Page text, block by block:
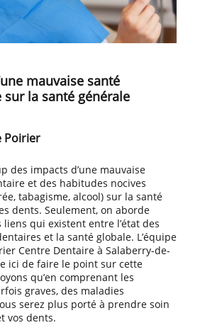
mauvaise santé
la santé générale
Poirier
des impacts d’une mauvaise
et des habitudes nocives
tabagisme, alcool) sur la santé
dents. Seulement, on aborde
liens qui existent entre l’état des
et la santé globale. L’équipe
Centre Dentaire à Salaberry-de-
ici de faire le point sur cette
qu’en comprenant les
graves, des maladies
serez plus porté à prendre soin
vos dents.